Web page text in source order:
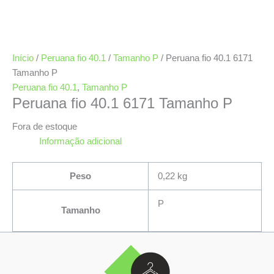
Início / Peruana fio 40.1 / Tamanho P / Peruana fio 40.1 6171
Tamanho P
Peruana fio 40.1 , Tamanho P
Peruana fio 40.1 6171 Tamanho P
Fora de estoque
Informação adicional
Peso 0,22 kg
Tamanho
P